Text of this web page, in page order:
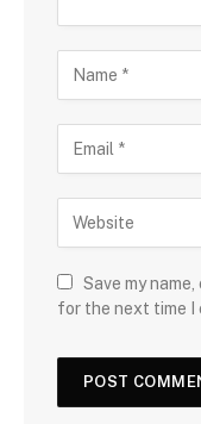
Save my
for the next time I